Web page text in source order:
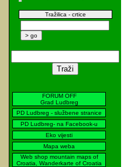
Tražilica - crtice
FORUM OFF
Grad Ludbreg
PD Ludbreg - službene stranice
PD Ludbreg- na Facebook-u
Eko vijesti
Mapa weba
Web shop mountain maps of
Croatia, Wanderkarte of Croatia